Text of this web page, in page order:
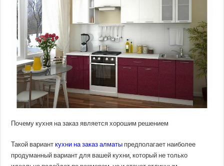
Почему кухня на заказ является хорошим решением
Такой варианткухни на заказ алматы предполагает наиболее
продуманный вариант для вашей кухни, который не только